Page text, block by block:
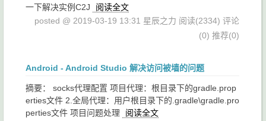
一下解决实例C2J
阅读全文
posted @ 2019-03-19 13:31 星辰之力 阅读(2334) 评论
(0) 推荐(0)
Android - Android Studio 解决访问被墙的问题
摘要： socks代理配置 项目代理：根目录下的gradle.prop
erties文件 2.全局代理：用户根目录下的.gradle\gradle.pro
perties文件 项目问题处理
阅读全文